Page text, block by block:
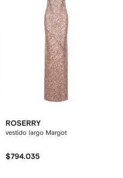
ROSERRY
vestido largo Margot
$794.035